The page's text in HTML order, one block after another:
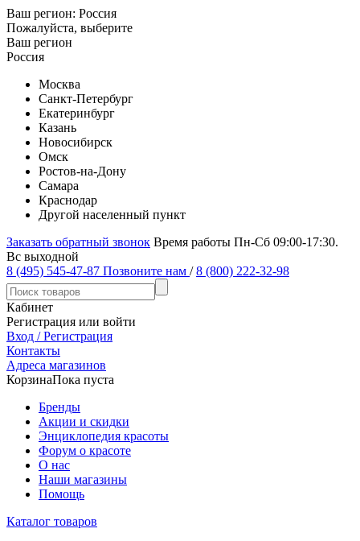
Ваш регион: Россия
Пожалуйста, выберите
Ваш регион
Россия
Москва
Санкт-Петербург
Екатеринбург
Казань
Новосибирск
Омск
Ростов-на-Дону
Самара
Краснодар
Другой населенный пункт
Заказать обратный звонок Время работы Пн-Сб 09:00-17:30.
Вс выходной
8 (495) 545-47-87 Позвоните нам / 8 (800) 222-32-98
Кабинет
Регистрация или войти
Вход / Регистрация
Контакты
Адреса магазинов
КорзинаПока пуста
Бренды
Акции и скидки
Энциклопедия красоты
Форум о красоте
О нас
Наши магазины
Помощь
Каталог товаров